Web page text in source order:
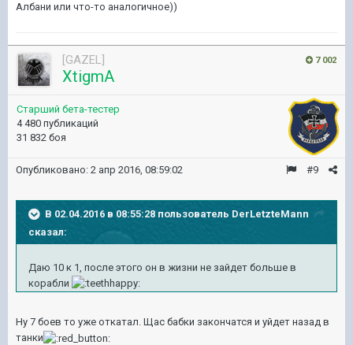
Албани или что-то аналогичное))
7 002
[GAZEL]
XtigmA
Старший бета-тестер
4 480 публикаций
31 832 боя
#9
Опубликовано: 2 апр 2016, 08:59:02
В 02.04.2016 в 08:55:28 пользователь DerLetzteMann
сказал:
Даю 10 к 1, после этого он в жизни не зайдет больше в
корабли
Ну 7 боев то уже откатал. Щас бабки закончатся и уйдет назад в
танки